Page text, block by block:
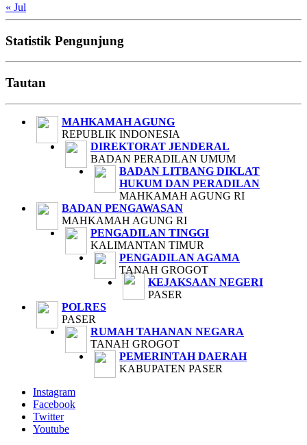
« Jul
Statistik Pengunjung
Tautan
MAHKAMAH AGUNG
REPUBLIK INDONESIA
DIREKTORAT JENDERAL
BADAN PERADILAN UMUM
BADAN LITBANG DIKLAT
HUKUM DAN PERADILAN
MAHKAMAH AGUNG RI
BADAN PENGAWASAN
MAHKAMAH AGUNG RI
PENGADILAN TINGGI
KALIMANTAN TIMUR
PENGADILAN AGAMA
TANAH GROGOT
KEJAKSAAN NEGERI
PASER
POLRES
PASER
RUMAH TAHANAN NEGARA
TANAH GROGOT
PEMERINTAH DAERAH
KABUPATEN PASER
Instagram
Facebook
Twitter
Youtube